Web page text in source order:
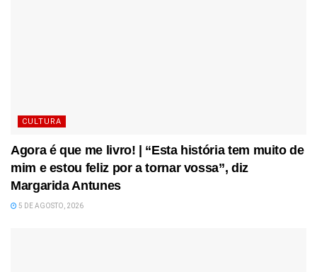
CULTURA
Agora é que me livro! | “Esta história tem muito de
mim e estou feliz por a tornar vossa”, diz
Margarida Antunes
5 DE AGOSTO, 2026